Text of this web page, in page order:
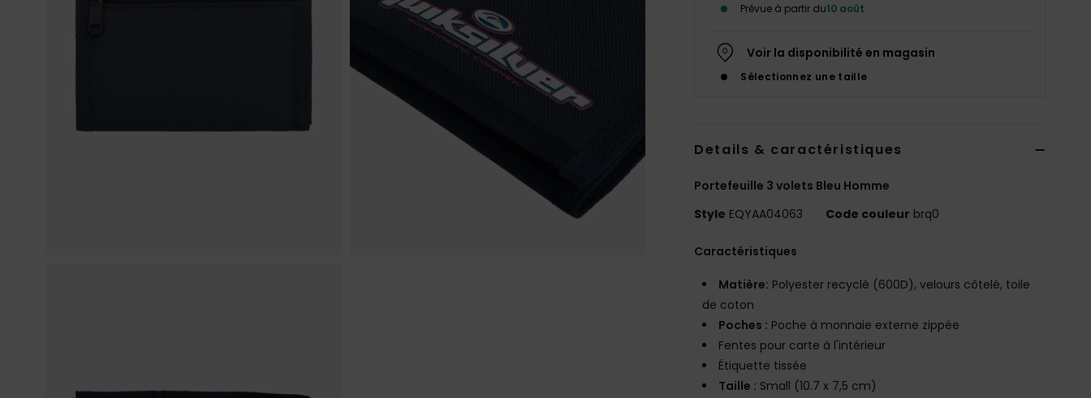
Prévue à partir du10 août
Voir la disponibilité en magasin
Sélectionnez une taille
Details & caractéristiques
Portefeuille 3 volets Bleu Homme
Style EQYAA04063 Code couleur brq0
Caractéristiques
Matière: Polyester recyclé (600D), velours côtelé, toile
de coton
Poches : Poche à monnaie externe zippée
Fentes pour carte à l'intérieur
Étiquette tissée
Taille : Small (10.7 x 7,5 cm)